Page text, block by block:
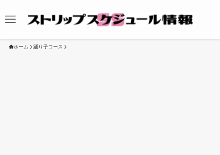
ホーム 踊り子コース